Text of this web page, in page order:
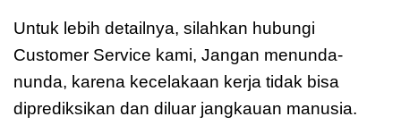
Untuk lebih detailnya, silahkan hubungi
Customer Service kami, Jangan menunda-
nunda, karena kecelakaan kerja tidak bisa
diprediksikan dan diluar jangkauan manusia.